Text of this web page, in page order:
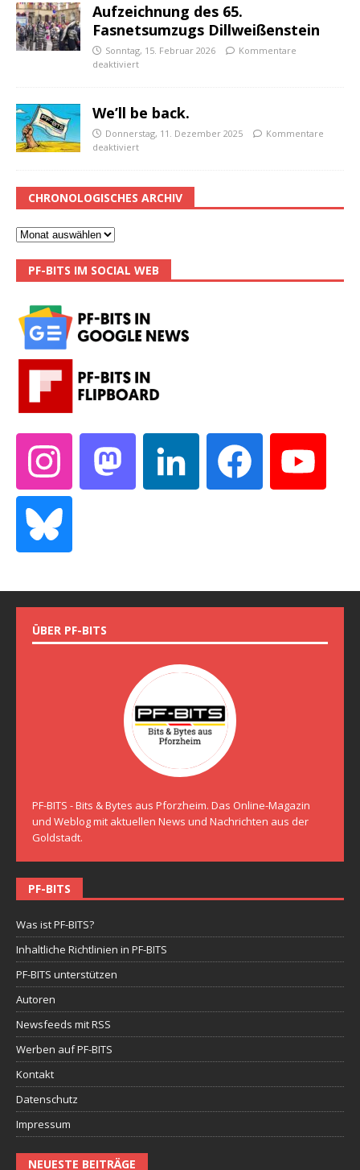
Aufzeichnung des 65.
Fasnetsumzugs Dillweißenstein
Sonntag, 15. Februar 2026
Kommentare
deaktiviert
We’ll be back.
Donnerstag, 11. Dezember 2025
Kommentare
deaktiviert
CHRONOLOGISCHES ARCHIV
PF-BITS IM SOCIAL WEB
ÜBER PF-BITS
PF-BITS - Bits & Bytes aus Pforzheim. Das Online-Magazin
und Weblog mit aktuellen News und Nachrichten aus der
Goldstadt.
PF-BITS
Was ist PF-BITS?
Inhaltliche Richtlinien in PF-BITS
PF-BITS unterstützen
Autoren
Newsfeeds mit RSS
Werben auf PF-BITS
Kontakt
Datenschutz
Impressum
NEUESTE BEITRÄGE